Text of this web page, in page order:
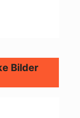
Bilder